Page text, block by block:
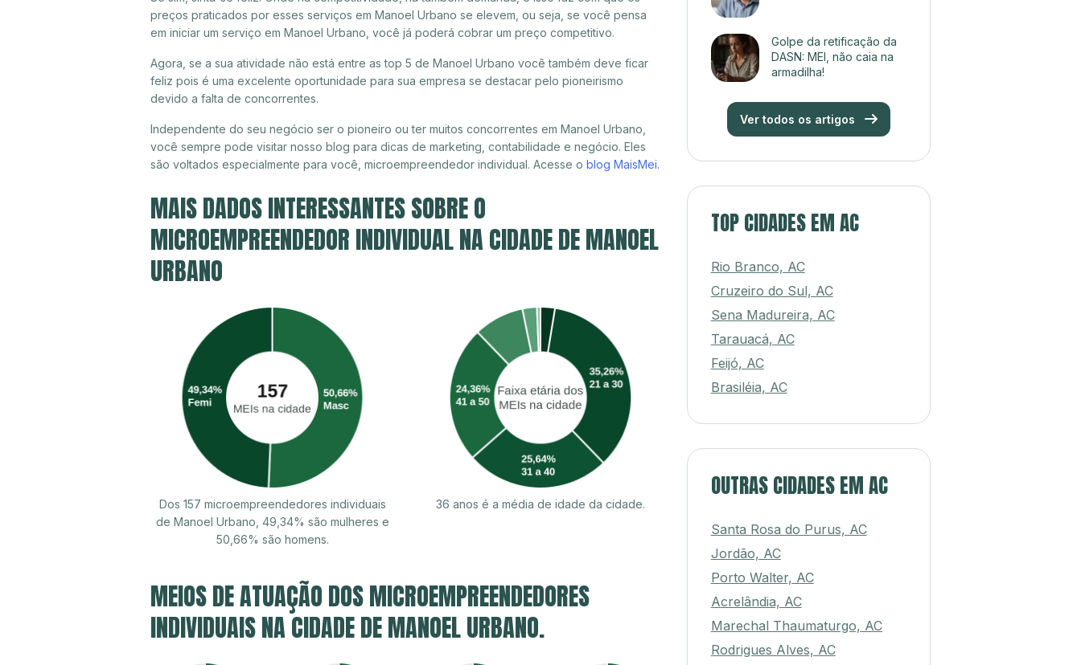
preços praticados por esses serviços em Manoel Urbano se elevem, ou seja, se você pensa
em iniciar um serviço em Manoel Urbano, você já poderá cobrar um preço competitivo.
Agora, se a sua atividade não está entre as top 5 de Manoel Urbano você também deve ficar
feliz pois é uma excelente oportunidade para sua empresa se destacar pelo pioneirismo
devido a falta de concorrentes.
Independente do seu negócio ser o pioneiro ou ter muitos concorrentes em Manoel Urbano,
você sempre pode visitar nosso blog para dicas de marketing, contabilidade e negócio. Eles
são voltados especialmente para você, microempreendedor individual. Acesse o blog MaisMei.
MAIS DADOS INTERESSANTES SOBRE O
MICROEMPREENDEDOR INDIVIDUAL NA CIDADE DE MANOEL
URBANO
Dos 157 microempreendedores individuais
de Manoel Urbano, 49,34% são mulheres e
50,66% são homens.
36 anos é a média de idade da cidade.
MEIOS DE ATUAÇÃO DOS MICROEMPREENDEDORES
INDIVIDUAIS NA CIDADE DE MANOEL URBANO.
Golpe da retificação da
DASN: MEI, não caia na
armadilha!
Ver todos os artigos
TOP CIDADES EM AC
Rio Branco, AC
Cruzeiro do Sul, AC
Sena Madureira, AC
Tarauacá, AC
Feijó, AC
Brasiléia, AC
OUTRAS CIDADES EM AC
Santa Rosa do Purus, AC
Jordão, AC
Porto Walter, AC
Acrelândia, AC
Marechal Thaumaturgo, AC
Rodrigues Alves, AC